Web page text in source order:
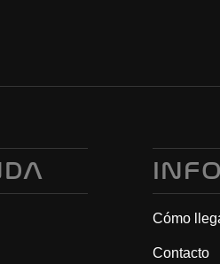
INFO
Cómo
Contacto